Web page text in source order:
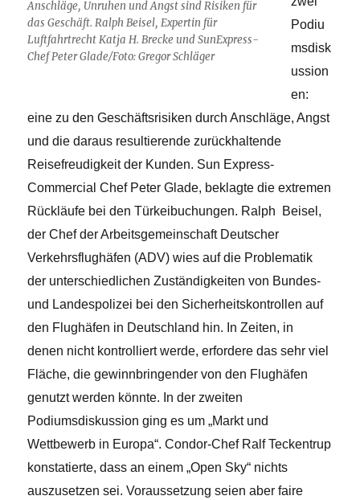
Anschläge, Unruhen und Angst sind Risiken für
das Geschäft. Ralph Beisel, Expertin für
Luftfahrtrecht Katja H. Brecke und SunExpress-
Chef Peter Glade/Foto: Gregor Schläger
Podiu
msdisk
ussion
en:
eine zu den Geschäftsrisiken durch Anschläge, Angst
und die daraus resultierende zurückhaltende
Reisefreudigkeit der Kunden. Sun Express-
Commercial Chef Peter Glade, beklagte die extremen
Rückläufe bei den Türkeibuchungen. Ralph Beisel,
der Chef der Arbeitsgemeinschaft Deutscher
Verkehrsflughäfen (ADV) wies auf die Problematik
der unterschiedlichen Zuständigkeiten von Bundes-
und Landespolizei bei den Sicherheitskontrollen auf
den Flughäfen in Deutschland hin. In Zeiten, in
denen nicht kontrolliert werde, erfordere das sehr viel
Fläche, die gewinnbringender von den Flughäfen
genutzt werden könnte. In der zweiten
Podiumsdiskussion ging es um „Markt und
Wettbewerb in Europa“. Condor-Chef Ralf Teckentrup
konstatierte, dass an einem „Open Sky“ nichts
auszusetzen sei. Voraussetzung seien aber faire